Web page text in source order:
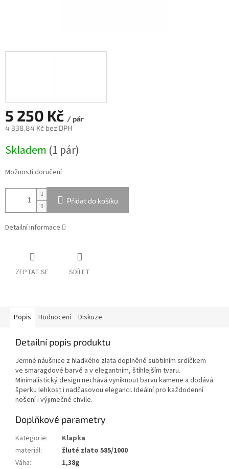
5 250 Kč / pár
4 338,84 Kč bez DPH
cena:
Skladem (1 pár)
Možnosti doručení
Přidat do košíku
Detailní informace
ZEPTAT SE SDÍLET
Popis Hodnocení Diskuze
Detailní popis produktu
Jemné náušnice z hladkého zlata doplněné subtilním srdíčkem
ve smaragdové barvě a v elegantním, štíhlejším tvaru.
Minimalistický design nechává vyniknout barvu kamene a dodává
šperku lehkost i nadčasovou eleganci. Ideální pro každodenní
nošení i výjimečné chvíle.
Doplňkové parametry
Kategorie:
Klapka
materiál:
žluté zlato 585/1000
Váha:
1,38g